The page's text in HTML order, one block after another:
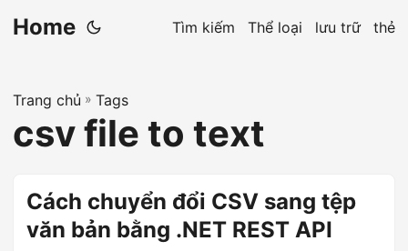
Home Tìm kiếm Thể loại lưu trữ thẻ
Trang chủ » Tags
csv file to text
Cách chuyển đổi CSV sang tệp
văn bản bằng .NET REST API